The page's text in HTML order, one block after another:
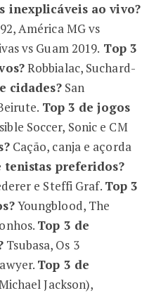
inexplicáveis ao vivo?
América MG vs
vs Guam 2019. Top 3
Robbialac, Suchard-
cidades?San
Top 3 de jogos
Soccer, Sonic e CM
Cação, canja e açorda
tenistas preferidos?
e Steffi Graf. Top 3
Youngblood, The
Top 3 de
Tsubasa, Os 3
Top 3 de
Jackson),